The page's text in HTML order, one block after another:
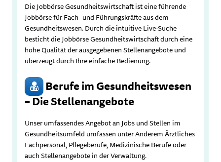
Die Jobbörse Gesundheitswirtschaft ist eine führende
Jobbörse für Fach- und Führungskräfte aus dem
Gesundheitswesen. Durch die intuitive Live-Suche
besticht die Jobbörse Gesundheitswirtschaft durch eine
hohe Qualität der ausgegebenen Stellenangebote und
überzeugt durch Ihre einfache Bedienung.
Berufe im Gesundheitswesen
– Die Stellenangebote
Unser umfassendes Angebot an Jobs und Stellen im
Gesundheitsumfeld umfassen unter Anderem Ärztliches
Fachpersonal, Pflegeberufe, Medizinische Berufe oder
auch Stellenangebote in der Verwaltung.